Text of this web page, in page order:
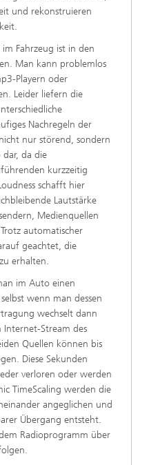
und rekonstruieren
Fahrzeug ist in den
Man kann problemlos
Playern oder
Leider liefern die
Nachregeln der
nur störend, sondern
dar, da die
kurzzeitig
schafft hier
Lautstärke
Medienquellen
automatischer
geachtet, die
erhalten.
im Auto einen
wenn man dessen
wechselt dann
Internet-Stream des
Quellen können bis
Diese Sekunden
verloren oder werden
TimeScaling werden die
angeglichen und
Übergang entsteht.
Radioprogramm über